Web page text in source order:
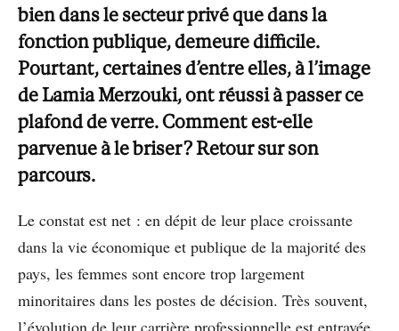
bien dans le secteur privé que dans la
fonction publique, demeure difficile.
Pourtant, certaines d’entre elles, à l’image
de Lamia Merzouki, ont réussi à passer ce
plafond de verre. Comment est-elle
parvenue à le briser ? Retour sur son
parcours.
Le constat est net : en dépit de leur place croissante
dans la vie économique et publique de la majorité des
pays, les femmes sont encore trop largement
minoritaires dans les postes de décision. Très souvent,